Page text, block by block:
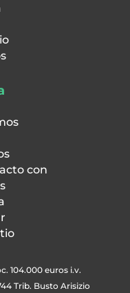
con
104.000 euros i.v.
Trib. Busto Arisizio